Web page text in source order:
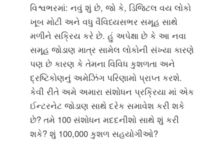
વિશ્વભરમાં: નવું શું છે, જો કે, ડિજિટલ વય લોકો
ખૂબ મોટી અને વધુ વૈવિધ્યસભર સમૂહ સાથે
મળીને સક્રિય કરે છે. હું અપેક્ષા છે કે આ નવા
સમૂહ જોડાણ માત્ર સામેલ લોકોની સંખ્યા કારણે
પણ છે કારણ કે તેમના વિવિધ કુશળતા અને
દ્રષ્ટિકોણનું અમેઝિંગ પરિણામો પ્રાપ્ત કરશે.
કેવી રીતે અમે અમારા સંશોધન પ્રક્રિયા માં એક
ઈન્ટરનેટ જોડાણ સાથે દરેક સમાવેશ કરી શકે
છે? તમે 100 સંશોધન મદદનીશો સાથે શું કરી
શકે? શું 100,000 કુશળ સહયોગીઓ?